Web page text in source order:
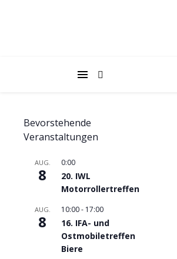
Bevorstehende
Veranstaltungen
AUG.
8
0:00
20. IWL
Motorrollertreffen
AUG.
8
10:00- 17:00
16. IFA- und
Ostmobiletreffen
Biere